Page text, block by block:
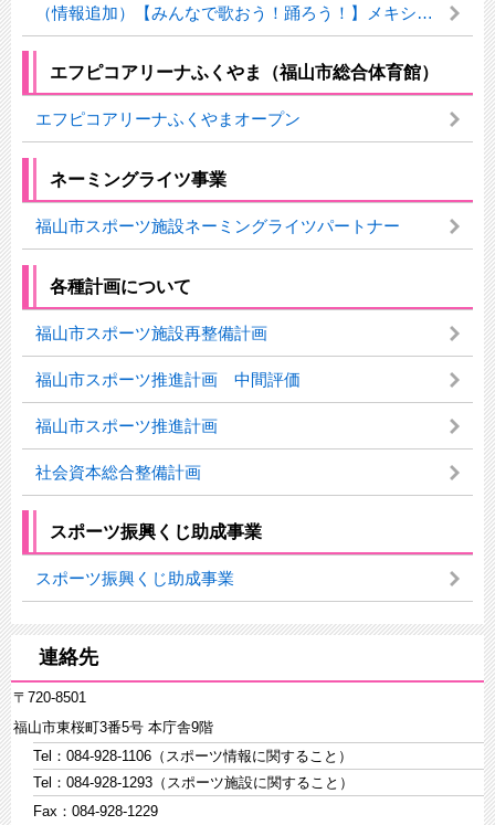
（情報追加）【みんなで歌おう！踊ろう！】メキシコ選手団応援ソング「みんなアミーゴ」
エフピコアリーナふくやま（福山市総合体育館）
エフピコアリーナふくやまオープン
ネーミングライツ事業
福山市スポーツ施設ネーミングライツパートナー
各種計画について
福山市スポーツ施設再整備計画
福山市スポーツ推進計画 中間評価
福山市スポーツ推進計画
社会資本総合整備計画
スポーツ振興くじ助成事業
スポーツ振興くじ助成事業
連絡先
〒720-8501
福山市東桜町3番5号 本庁舎9階
Tel：084-928-1106（スポーツ情報に関すること）
Tel：084-928-1293（スポーツ施設に関すること）
Fax：084-928-1229